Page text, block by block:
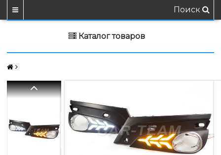
Поиск
Каталог товаров